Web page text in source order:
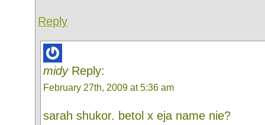
Reply
midyReply:
February 27th, 2009 at 5:36 am
sarah shukor. betol x eja name nie?